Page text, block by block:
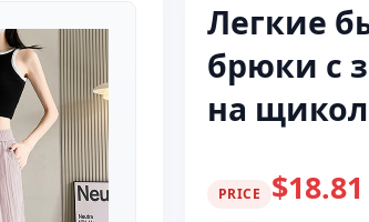
Легкие
брюки с
на
PRICE $18.81